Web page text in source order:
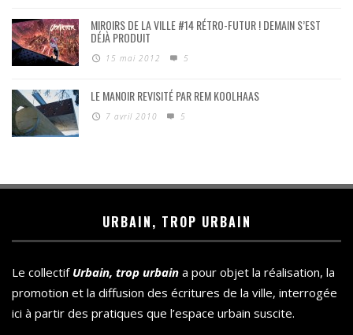
MIROIRS DE LA VILLE #14 RÉTRO-FUTUR ! DEMAIN S’EST
DÉJÀ PRODUIT
15 mai 2012 5
LE MANOIR REVISITÉ PAR REM KOOLHAAS
7 avril 2010 5
URBAIN, TROP URBAIN
Le collectif Urbain, trop urbain a pour objet la réalisation, la
promotion et la diffusion des écritures de la ville, interrogée
ici à partir des pratiques que l’espace urbain suscite.